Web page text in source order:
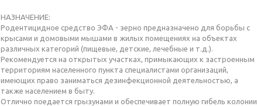
НАЗНАЧЕНИЕ:
Родентицидное средство ЭФА - зерно предназначено для борьбы с
крысами и домовыми мышами в жилых помещениях на объектах
различных категорий (пищевые, детские, лечебные и т.д.).
Рекомендуется на открытых участках, примыкающих к застроенным
территориям населенного пункта специалистами организаций,
имеющих право заниматься дезинфекционной деятельностью, а
также населением в быту.
Отлично поедается грызунами и обеспечивает полную гибель колонии